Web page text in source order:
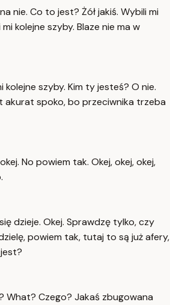
nie. Co to jest? Żół jakiś. Wybili mi
kolejne szyby. Blaze nie ma w
kolejne szyby. Kim ty jesteś? O nie.
akurat spoko, bo przeciwnika trzeba
No powiem tak. Okej, okej, okej,
dzieje. Okej. Sprawdzę tylko, czy
powiem tak, tutaj to są już afery,
What? Czego? Jakaś zbugowana